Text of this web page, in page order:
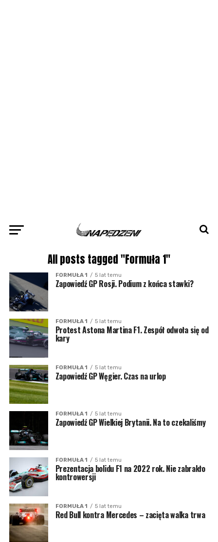
All posts tagged "Formuła 1"
FORMUŁA 1 5 lat temu
Zapowiedź GP Rosji. Podium z końca stawki?
FORMUŁA 1 5 lat temu
Protest Astona Martina F1. Zespół odwoła się od
kary
FORMUŁA 1 5 lat temu
Zapowiedź GP Węgier. Czas na urlop
FORMUŁA 1 5 lat temu
Zapowiedź GP Wielkiej Brytanii. Na to czekaliśmy
FORMUŁA 1 5 lat temu
Prezentacja bolidu F1 na 2022 rok. Nie zabrakło
kontrowersji
FORMUŁA 1 5 lat temu
Red Bull kontra Mercedes – zacięta walka trwa